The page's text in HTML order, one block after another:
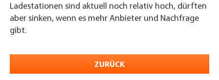
Ladestationen sind aktuell noch relativ hoch, dürften
aber sinken, wenn es mehr Anbieter und Nachfrage
gibt.
ZURÜCK